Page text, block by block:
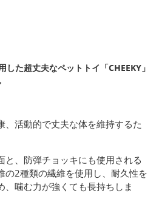
た超丈夫なペットトイ「CHEEKY」
、活動的で丈夫な体を維持するた
と、防弾チョッキにも使用される
の2種類の繊維を使用し、耐久性を
、噛む力が強くても長持ちしま